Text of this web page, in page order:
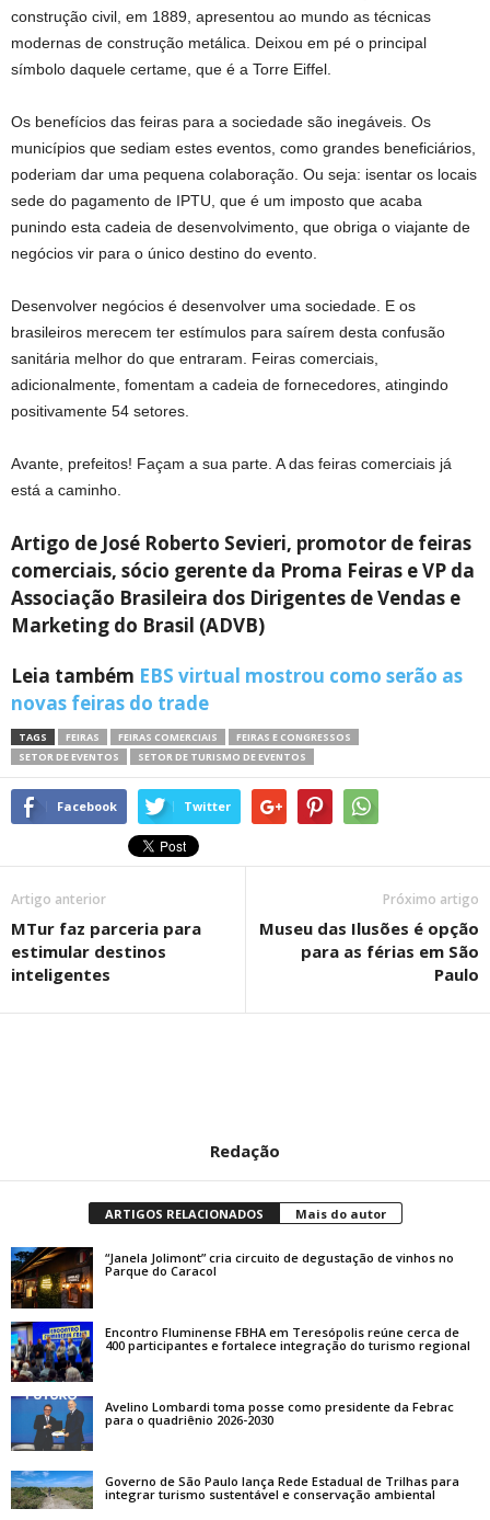
construção civil, em 1889, apresentou ao mundo as técnicas
modernas de construção metálica. Deixou em pé o principal
símbolo daquele certame, que é a Torre Eiffel.
Os benefícios das feiras para a sociedade são inegáveis. Os
municípios que sediam estes eventos, como grandes beneficiários,
poderiam dar uma pequena colaboração. Ou seja: isentar os locais
sede do pagamento de IPTU, que é um imposto que acaba
punindo esta cadeia de desenvolvimento, que obriga o viajante de
negócios vir para o único destino do evento.
Desenvolver negócios é desenvolver uma sociedade. E os
brasileiros merecem ter estímulos para saírem desta confusão
sanitária melhor do que entraram. Feiras comerciais,
adicionalmente, fomentam a cadeia de fornecedores, atingindo
positivamente 54 setores.
Avante, prefeitos! Façam a sua parte. A das feiras comerciais já
está a caminho.
Artigo de José Roberto Sevieri, promotor de feiras
comerciais, sócio gerente da Proma Feiras e VP da
Associação Brasileira dos Dirigentes de Vendas e
Marketing do Brasil (ADVB)
Leia também EBS virtual mostrou como serão as
novas feiras do trade
TAGS FEIRAS FEIRAS COMERCIAIS
FEIRAS E CONGRESSOS
SETOR DE EVENTOS
SETOR DE TURISMO DE EVENTOS
Facebook Twitter
Artigo anterior
MTur faz parceria para
estimular destinos
inteligentes
Próximo artigo
Museu das Ilusões é opção
para as férias em São
Paulo
Redação
ARTIGOS RELACIONADOS Mais do autor
“Janela Jolimont” cria circuito de degustação de vinhos no
Parque do Caracol
Encontro Fluminense FBHA em Teresópolis reúne cerca de
400 participantes e fortalece integração do turismo regional
Avelino Lombardi toma posse como presidente da Febrac
para o quadriênio 2026-2030
Governo de São Paulo lança Rede Estadual de Trilhas para
integrar turismo sustentável e conservação ambiental